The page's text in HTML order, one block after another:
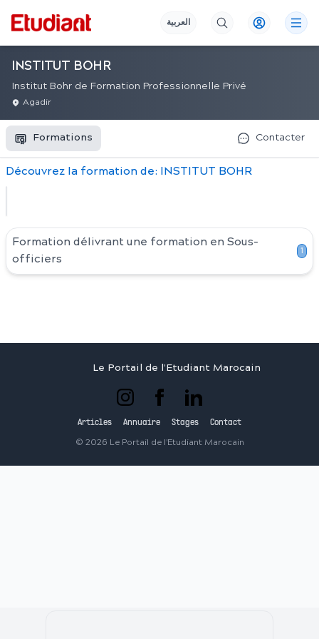
العربية
INSTITUT BOHR
Institut Bohr de Formation Professionnelle Privé
Agadir
Formations Contacter
Découvrez la formation de: INSTITUT BOHR
Formation délivrant une formation en Sous-
officiers
1
Le Portail de l'Etudiant Marocain
Articles Annuaire Stages Contact
© 2026 Le Portail de l'Etudiant Marocain